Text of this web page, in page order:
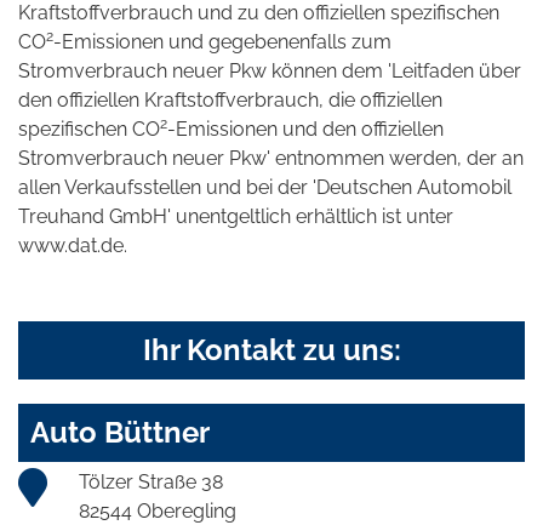
Kraftstoffverbrauch und zu den offiziellen spezifischen
CO2-Emissionen und gegebenenfalls zum
Stromverbrauch neuer Pkw können dem 'Leitfaden über
den offiziellen Kraftstoffverbrauch, die offiziellen
spezifischen CO2-Emissionen und den offiziellen
Stromverbrauch neuer Pkw' entnommen werden, der an
allen Verkaufsstellen und bei der 'Deutschen Automobil
Treuhand GmbH' unentgeltlich erhältlich ist unter
www.dat.de.
Ihr Kontakt zu uns:
Auto Büttner
Tölzer Straße 38
82544 Oberegling